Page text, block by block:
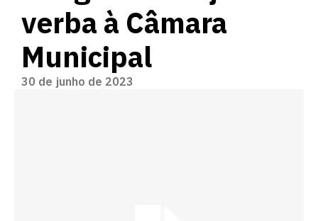
verba à Câmara
Municipal
30 de junho de 2023